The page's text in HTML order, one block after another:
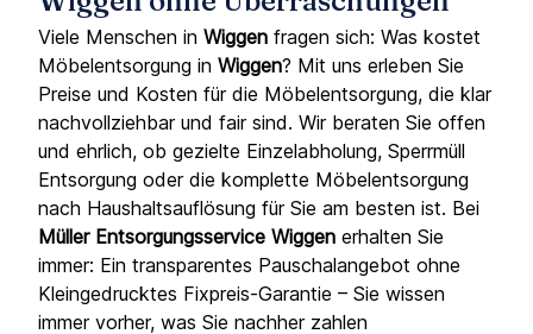
Viele Menschen in Wiggen fragen sich: Was kostet
Möbelentsorgung in Wiggen? Mit uns erleben Sie
Preise und Kosten für die Möbelentsorgung, die klar
nachvollziehbar und fair sind. Wir beraten Sie offen
und ehrlich, ob gezielte Einzelabholung, Sperrmüll
Entsorgung oder die komplette Möbelentsorgung
nach Haushaltsauflösung für Sie am besten ist. Bei
Müller Entsorgungsservice Wiggen erhalten Sie
immer: Ein transparentes Pauschalangebot ohne
Kleingedrucktes Fixpreis-Garantie – Sie wissen
immer vorher, was Sie nachher zahlen